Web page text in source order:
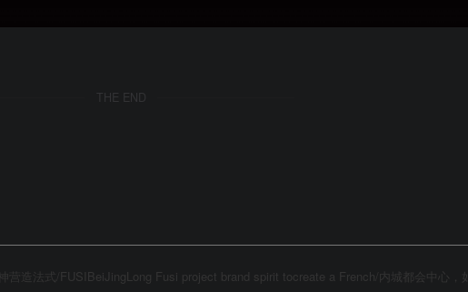
THE END
营造法式/FUSIBeiJingLong Fusi project brand spirit tocreate a French/内城都会中心，如